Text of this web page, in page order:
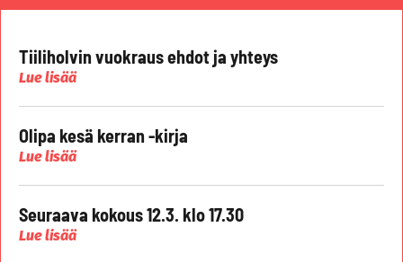
Tiiliholvin vuokraus ehdot ja yhteys
Lue lisää
Olipa kesä kerran -kirja
Lue lisää
Seuraava kokous 12.3. klo 17.30
Lue lisää